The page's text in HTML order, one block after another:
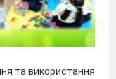
та використання